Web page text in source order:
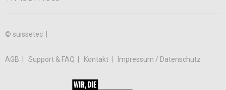
© suissetec |
AGB Support & FAQ Kontakt Impressum / Datenschutz